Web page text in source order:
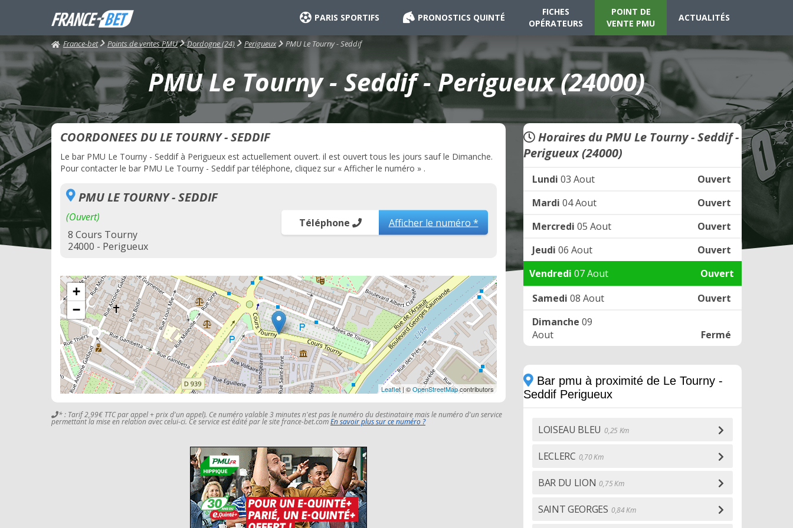
PARIS SPORTIFS PRONOSTICS QUINTÉ
FICHES
OPÉRATEURS
POINT DE
VENTE PMU
ACTUALITÉS
France-bet Points de ventes PMU Dordogne (24) Perigueux PMU Le Tourny - Seddif
PMU Le Tourny - Seddif - Perigueux (24000)
COORDONEES DU LE TOURNY - SEDDIF
Le bar PMU Le Tourny - Seddif à Perigueux est actuellement ouvert. il est ouvert tous les jours sauf le Dimanche.
Pour contacter le bar PMU Le Tourny - Seddif par téléphone, cliquez sur « Afficher le numéro » .
PMU LE TOURNY - SEDDIF
(Ouvert)
8 Cours Tourny
24000 - Perigueux
Téléphone Afficher le numéro *
+
−
Leaflet| ©OpenStreetMapcontributors
* : Tarif 2,99€ TTC par appel + prix d'un appel). Ce numéro valable 3 minutes n'est pas le numéro du destinataire mais le numéro d'un service
permettant la mise en relation avec celui-ci. Ce service est édité par le site france-bet.comEn savoir plus sur ce numéro ?
Horaires du PMU Le Tourny - Seddif -
Perigueux (24000)
Lundi 03 Aout
Ouvert
Mardi 04 Aout
Ouvert
Mercredi 05 Aout
Ouvert
Jeudi 06 Aout
Ouvert
Vendredi 07 Aout
Ouvert
Samedi 08 Aout
Ouvert
Dimanche 09
Aout
Fermé
Bar pmu à proximité de Le Tourny -
Seddif Perigueux
LOISEAU BLEU 0,25 Km
LECLERC 0,70 Km
BAR DU LION 0,75 Km
SAINT GEORGES 0,84 Km